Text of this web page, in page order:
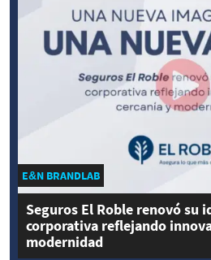
E&N BRANDLAB
Seguros El Roble renovó su
corporativa reflejando
modernidad